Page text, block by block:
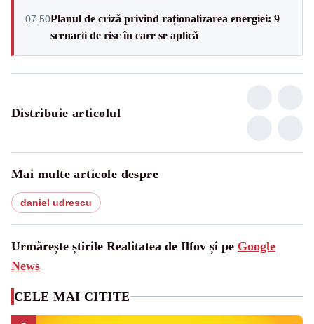
07:50Planul de criză privind raționalizarea energiei: 9
scenarii de risc în care se aplică
Distribuie articolul
Mai multe articole despre
daniel udrescu
Urmărește știrile Realitatea de Ilfov și pe Google
News
CELE MAI CITITE